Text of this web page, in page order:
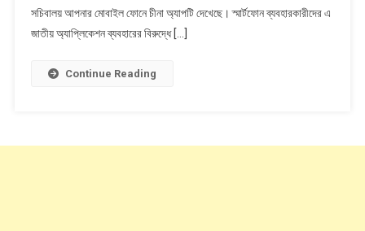
থাকা
সচিবালয় আপনার মোবাইল ফোনে চীনা অ্যাপটি দেখেছে। স্মার্টফোন ব্যবহারকারীদের এ
জাতীয় অ্যাপ্লিকেশন ব্যবহারের বিরুদ্ধে […]
Continue Reading